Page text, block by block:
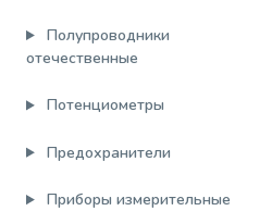
Полупроводники
отечественные
Потенциометры
Предохранители
Приборы измерительные